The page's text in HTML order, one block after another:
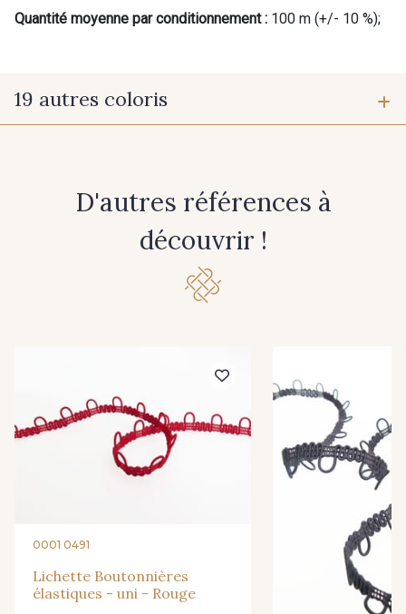
Quantité moyenne par conditionnement : 100 m (+/- 10 %);
19 autres coloris
34 - Menthe 36 - Turquoise
39 - Rose Perle
D'autres références à
découvrir !
0001 0491
Lichette Boutonnières
élastiques - uni - Rouge